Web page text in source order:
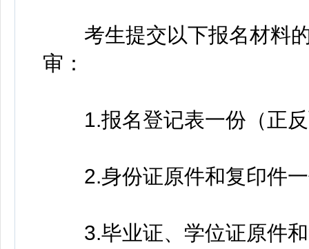
考生提交以下报名材料的
审：
1.报名登记表一份（正反
2.身份证原件和复印件一
3.毕业证、学位证原件和